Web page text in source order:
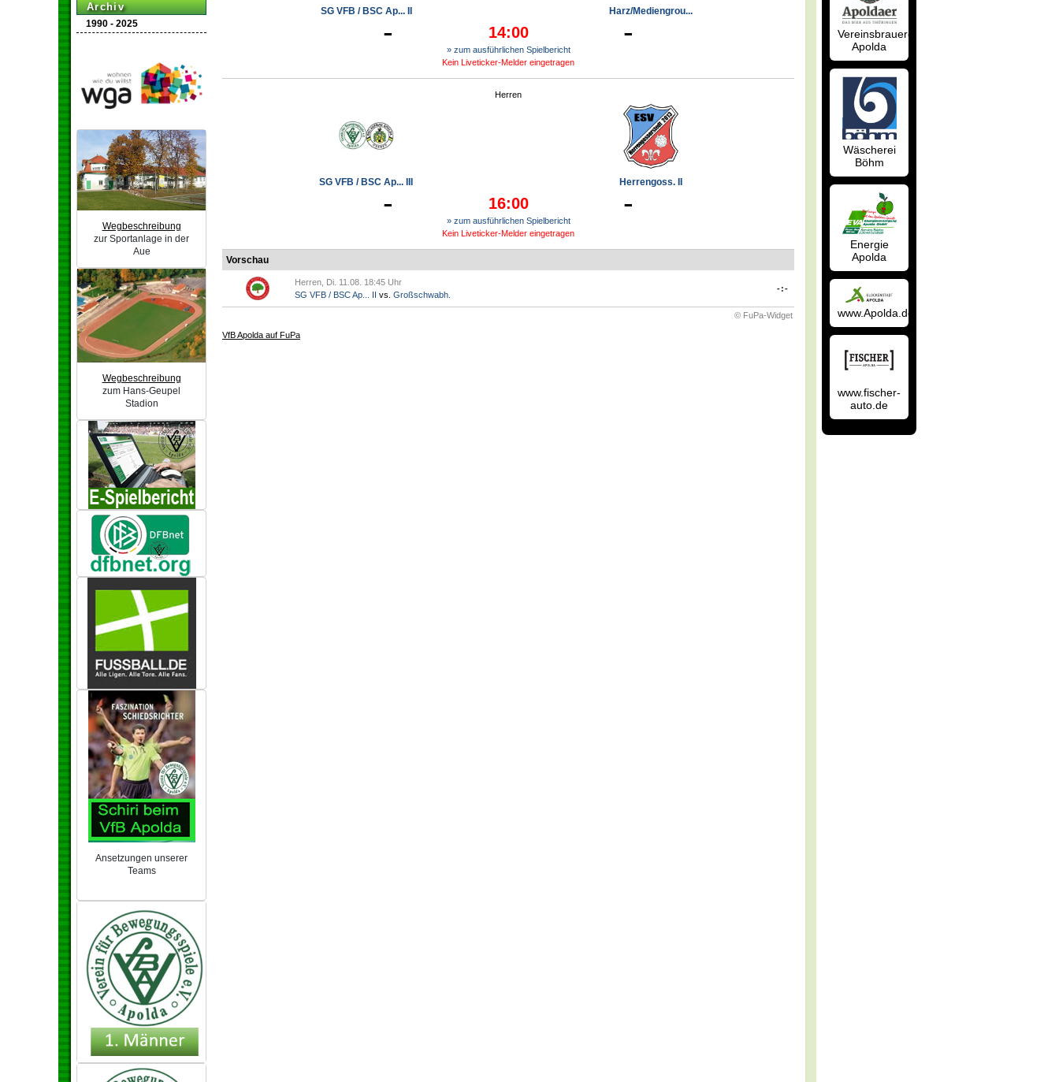
Archiv
1990 - 2025
Wegbeschreibung
zur Sportanlage in der
Aue
Wegbeschreibung
zum Hans-Geupel
Stadion
Ansetzungen unserer
Teams
SG VFB / BSC Ap... II Harz/Mediengrou...
- 14:00 -
» zum ausführlichen Spielbericht
Kein Liveticker-Melder eingetragen
Herren
SG VFB / BSC Ap... III Herrengoss. II
- 16:00 -
» zum ausführlichen Spielbericht
Kein Liveticker-Melder eingetragen
Vorschau
Herren, Di. 11.08. 18:45 Uhr
SG VFB / BSC Ap... II vs. Großschwabh.
-:-
© FuPa-Widget
VfB Apolda auf FuPa
Vereinsbrauerei
Apolda
Wäscherei
Böhm
Energie
Apolda
www.Apolda.de
www.fischer-
auto.de